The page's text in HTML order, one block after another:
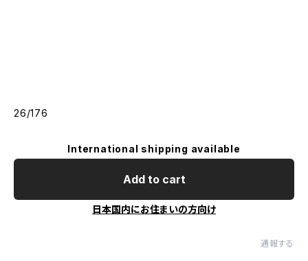
26/176
International shipping available
Add to cart
日本国内にお住まいの方向け
通報する